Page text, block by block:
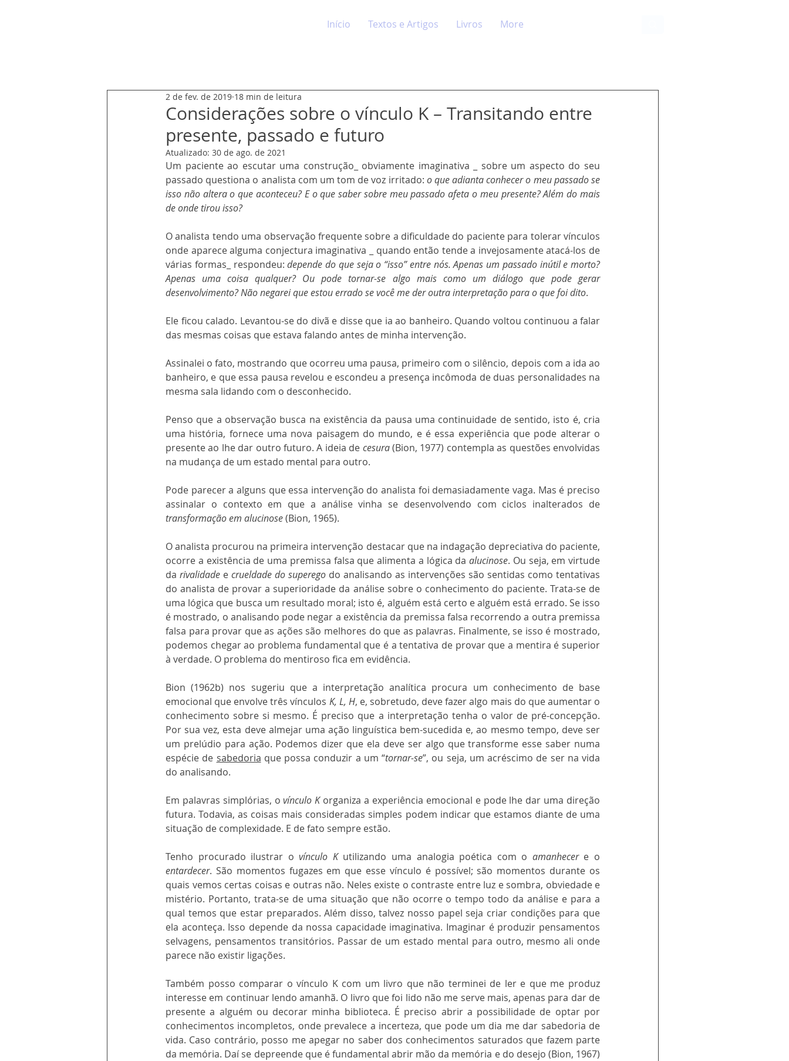
Início Textos e Artigos Livros More
Considerações sobre o vínculo K – Transitando entre
presente, passado e futuro
2 de fev. de 2019 18 min de leitura
Atualizado: 30 de ago. de 2021
Um paciente ao escutar uma construção_ obviamente imaginativa _ sobre um aspecto do seu
passado questiona o analista com um tom de voz irritado: o que adianta conhecer o meu passado se
isso não altera o que aconteceu? E o que saber sobre meu passado afeta o meu presente? Além do mais
de onde tirou isso?
O analista tendo uma observação frequente sobre a dificuldade do paciente para tolerar vínculos
onde aparece alguma conjectura imaginativa _ quando então tende a invejosamente atacá-los de
várias formas_ respondeu: depende do que seja o “isso” entre nós. Apenas um passado inútil e morto?
Apenas uma coisa qualquer? Ou pode tornar-se algo mais como um diálogo que pode gerar
desenvolvimento? Não negarei que estou errado se você me der outra interpretação para o que foi dito.
Ele ficou calado. Levantou-se do divã e disse que ia ao banheiro. Quando voltou continuou a falar
das mesmas coisas que estava falando antes de minha intervenção.
Assinalei o fato, mostrando que ocorreu uma pausa, primeiro com o silêncio, depois com a ida ao
banheiro, e que essa pausa revelou e escondeu a presença incômoda de duas personalidades na
mesma sala lidando com o desconhecido.
Penso que a observação busca na existência da pausa uma continuidade de sentido, isto é, cria
uma história, fornece uma nova paisagem do mundo, e é essa experiência que pode alterar o
presente ao lhe dar outro futuro. A ideia de cesura (Bion, 1977) contempla as questões envolvidas
na mudança de um estado mental para outro.
Pode parecer a alguns que essa intervenção do analista foi demasiadamente vaga. Mas é preciso
transformação em alucinose (Bion, 1965).
O analista procurou na primeira intervenção destacar que na indagação depreciativa do paciente,
ocorre a existência de uma premissa falsa que alimenta a lógica da alucinose. Ou seja, em virtude
da rivalidade e crueldade do superego do analisando as intervenções são sentidas como tentativas
do analista de provar a superioridade da análise sobre o conhecimento do paciente. Trata-se de
uma lógica que busca um resultado moral; isto é, alguém está certo e alguém está errado. Se isso
é mostrado, o analisando pode negar a existência da premissa falsa recorrendo a outra premissa
falsa para provar que as ações são melhores do que as palavras. Finalmente, se isso é mostrado,
podemos chegar ao problema fundamental que é a tentativa de provar que a mentira é superior
à verdade. O problema do mentiroso fica em evidência.
Bion (1962b) nos sugeriu que a interpretação analítica procura um conhecimento de base
emocional que envolve três vínculos K, L, H, e, sobretudo, deve fazer algo mais do que aumentar o
conhecimento sobre si mesmo. É preciso que a interpretação tenha o valor de pré-concepção.
Por sua vez, esta deve almejar uma ação linguística bem-sucedida e, ao mesmo tempo, deve ser
um prelúdio para ação. Podemos dizer que ela deve ser algo que transforme esse saber numa
espécie de sabedoria que possa conduzir a um “tornar-se”, ou seja, um acréscimo de ser na vida
do analisando.
Em palavras simplórias, o vínculo K organiza a experiência emocional e pode lhe dar uma direção
futura. Todavia, as coisas mais consideradas simples podem indicar que estamos diante de uma
situação de complexidade. E de fato sempre estão.
Tenho procurado ilustrar o vínculo K utilizando uma analogia poética com o amanhecer
entardecer. São momentos fugazes em que esse vínculo é possível; são momentos durante os
quais vemos certas coisas e outras não. Neles existe o contraste entre luz e sombra, obviedade e
mistério. Portanto, trata-se de uma situação que não ocorre o tempo todo da análise e para a
qual temos que estar preparados. Além disso, talvez nosso papel seja criar condições para que
ela aconteça. Isso depende da nossa capacidade imaginativa. Imaginar é produzir pensamentos
selvagens, pensamentos transitórios. Passar de um estado mental para outro, mesmo ali onde
parece não existir ligações.
Também posso comparar o vínculo K com um livro que não terminei de ler e que me produz
interesse em continuar lendo amanhã. O livro que foi lido não me serve mais, apenas para dar de
presente a alguém ou decorar minha biblioteca. É preciso abrir a possibilidade de optar por
conhecimentos incompletos, onde prevalece a incerteza, que pode um dia me dar sabedoria de
vida. Caso contrário, posso me apegar no saber dos conhecimentos saturados que fazem parte
da memória. Daí se depreende que é fundamental abrir mão da memória e do desejo (Bion, 1967)